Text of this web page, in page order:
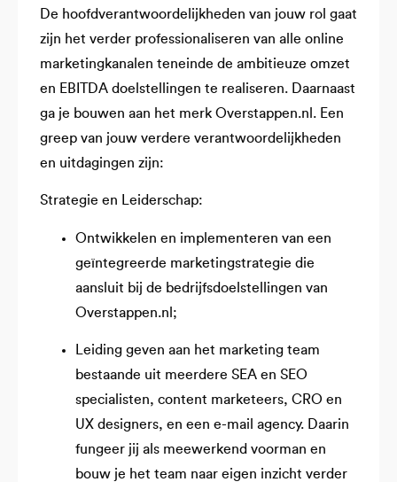
De hoofdverantwoordelijkheden van jouw rol gaat
zijn het verder professionaliseren van alle online
marketingkanalen teneinde de ambitieuze omzet
en EBITDA doelstellingen te realiseren. Daarnaast
ga je bouwen aan het merk Overstappen.nl. Een
greep van jouw verdere verantwoordelijkheden
en uitdagingen zijn:
Strategie en Leiderschap:
Ontwikkelen en implementeren van een
geïntegreerde marketingstrategie die
aansluit bij de bedrijfsdoelstellingen van
Overstappen.nl;
Leiding geven aan het marketing team
bestaande uit meerdere SEA en SEO
specialisten, content marketeers, CRO en
UX designers, en een e-mail agency. Daarin
fungeer jij als meewerkend voorman en
bouw je het team naar eigen inzicht verder